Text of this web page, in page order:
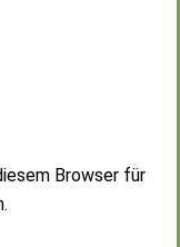
Browser für